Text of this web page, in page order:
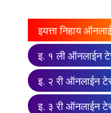
इयत्ता निहाय
इ. १ ली ऑनलाईन
इ. २ री ऑनलाईन
इ. ३ री ऑनलाईन